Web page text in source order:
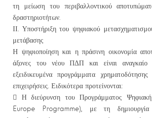
τη μείωση του περιβαλλοντικού
δραστηριοτήτων.
ΙΙ. Υποστήριξη του ψηφιακού
μετάβασης
Η ψηφιοποίηση και η πράσινη οικονομία
άξονες του νέου ΠΔΠ και είναι αναγκαίο
εξειδικευμένα προγράμματα
επιχειρήσεις. Ειδικότερα προτείνονται:
 Η διεύρυνση του Προγράμματος
Europe Programme), με τη δημιουργία